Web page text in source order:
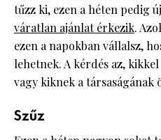
tűzz ki, ezen a héten pedig
váratlan ajánlat érkezik.
ezen a napokban vállalsz,
lehetnek. A kérdés az,
vagy kiknek a társaságának
Szűz